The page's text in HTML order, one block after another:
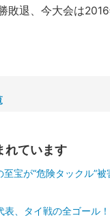
敗退、今大会は
れています
宝が“危険タックル”
表、タイ戦の全ゴール！